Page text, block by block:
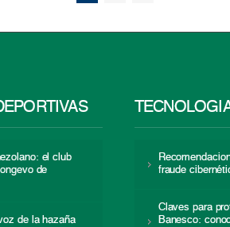
el club
de
de la hazaña
fraude
Claves para
Banesco: